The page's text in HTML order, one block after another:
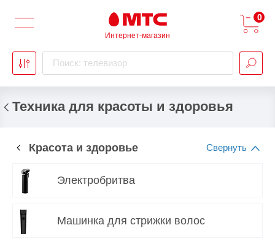
Интернет-магазин
Поиск: телевизор
0
Техника для красоты и здоровья
Красота и здоровье
Электробритва
Машинка для стрижки волос